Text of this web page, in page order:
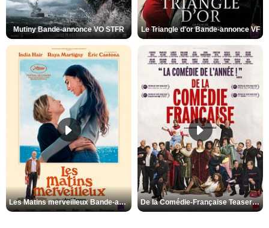
Mutiny Bande-annonce VO STFR Le Triangle d'or Bande-annonce VF
Les Matins merveilleux Bande-annonce VF De la Comédie-Française Teaser VF